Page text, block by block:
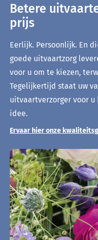
Betere
prijs
Eerlijk. Persoonlijk. En
goede uitvaartzorg
voor u om te kiezen,
Tegelijkertijd staat uw
uitvaartverzorger voor
idee.
Ervaar hier onze